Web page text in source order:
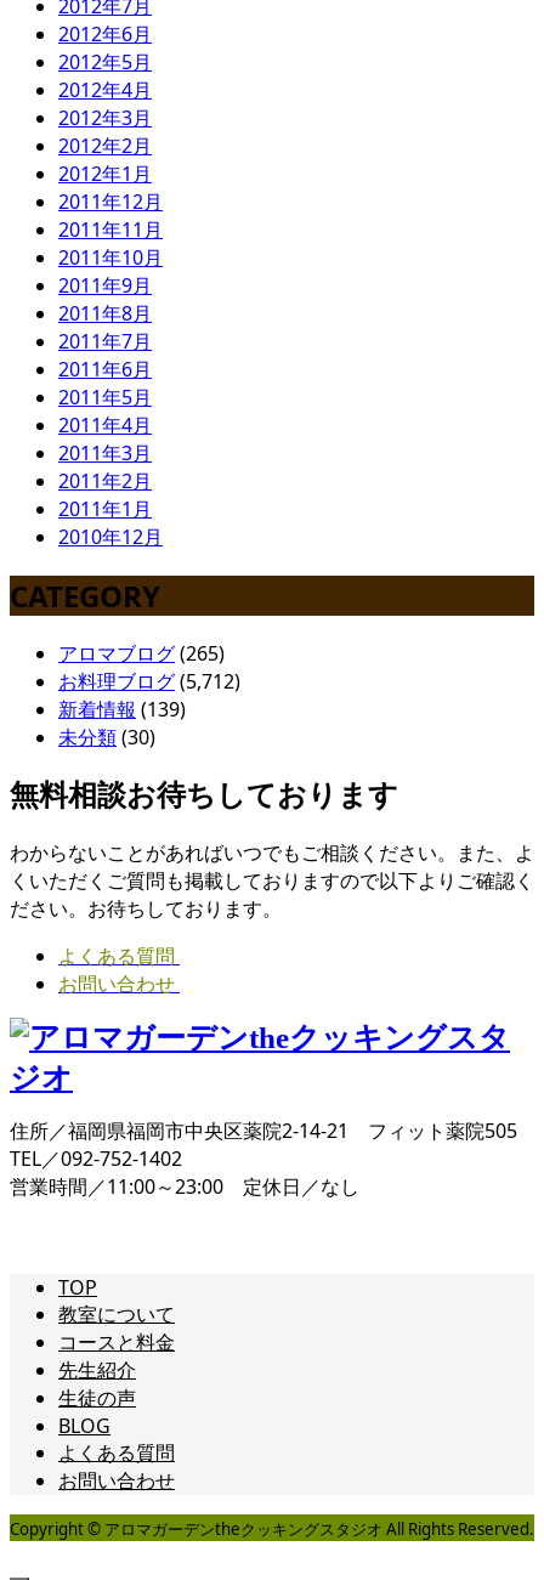
2012年7月
2012年6月
2012年5月
2012年4月
2012年3月
2012年2月
2012年1月
2011年12月
2011年11月
2011年10月
2011年9月
2011年8月
2011年7月
2011年6月
2011年5月
2011年4月
2011年3月
2011年2月
2011年1月
2010年12月
CATEGORY
アロマブログ(265)
お料理ブログ(5,712)
新着情報 (139)
未分類(30)
無料相談お待ちしております
わからないことがあればいつでもご相談ください。また、よ
くいただくご質問も掲載しておりますので以下よりご確認く
ださい。お待ちしております。
よくある質問
お問い合わせ
住所／福岡県福岡市中央区薬院2-14-21 フィット薬院505
TEL／092-752-1402
営業時間／11:00～23:00 定休日／なし
TOP
教室について
コースと料金
先生紹介
生徒の声
BLOG
よくある質問
お問い合わせ
Copyright © アロマガーデンtheクッキングスタジオ All Rights Reserved.